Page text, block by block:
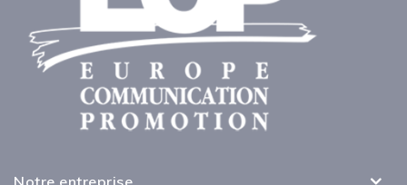
Notre entreprise